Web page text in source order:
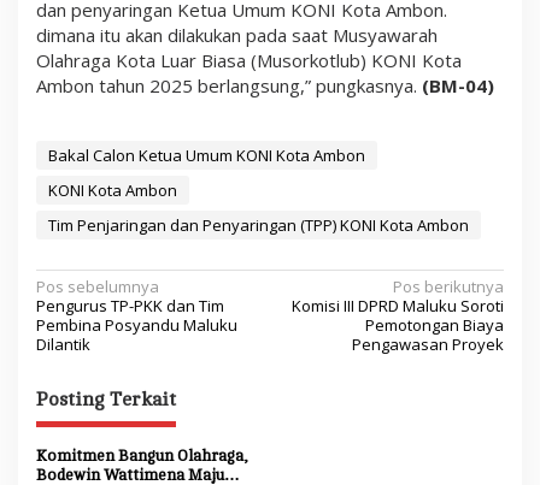
dan penyaringan Ketua Umum KONI Kota Ambon.
dimana itu akan dilakukan pada saat Musyawarah
Olahraga Kota Luar Biasa (Musorkotlub) KONI Kota
Ambon tahun 2025 berlangsung,” pungkasnya. (BM-04)
Bakal Calon Ketua Umum KONI Kota Ambon
KONI Kota Ambon
Tim Penjaringan dan Penyaringan (TPP) KONI Kota Ambon
N
a
v
i
g
a
Pos sebelumnya
Pengurus TP-PKK dan Tim
Pembina Posyandu Maluku
Dilantik
Pos berikutnya
Komisi III DPRD Maluku Soroti
Pemotongan Biaya
Pengawasan Proyek
Posting Terkait
Komitmen Bangun Olahraga,
Bodewin Wattimena Maju